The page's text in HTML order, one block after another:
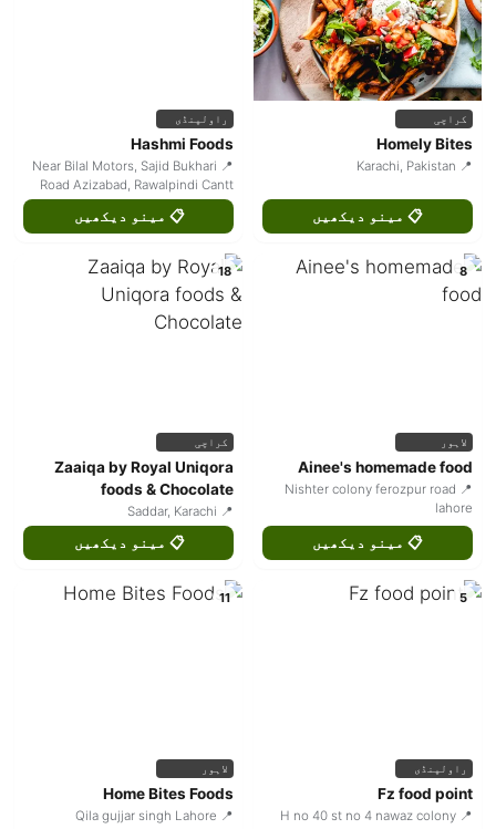
کراچی
Homely Bites
📍 Karachi, Pakistan
📋 مینو دیکھیں
راولپنڈی
Hashmi Foods
📍 Near Bilal Motors, Sajid Bukhari
Road Azizabad, Rawalpindi Cantt
📋 مینو دیکھیں
8
لاہور
Ainee's homemade food
📍 Nishter colony ferozpur road
lahore
📋 مینو دیکھیں
18
کراچی
Zaaiqa by Royal Uniqora
foods & Chocolate
📍 Saddar, Karachi
📋 مینو دیکھیں
5
راولپنڈی
Fz food point
📍 H no 40 st no 4 nawaz colony
11
لاہور
Home Bites Foods
📍 Qila gujjar singh Lahore